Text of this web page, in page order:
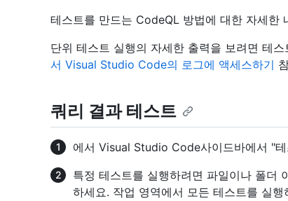
테스트를 만드는 CodeQL 방법에 대한 자세한
단위 테스트 실행의 자세한 출력을 보려면 테
서 Visual Studio Code의 로그에 액세스하기
쿼리 결과 테스트
에서 Visual Studio Code사이드바에서 "
특정 테스트를 실행하려면 파일이나 폴더
하세요. 작업 영역에서 모든 테스트를 실